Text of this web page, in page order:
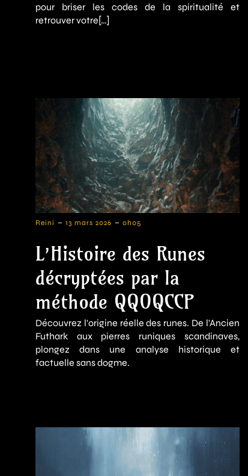
pour briser les codes de la spiritualité et
retrouver votre[…]
Reini - 13 mars 2026 - 0h05
L’Histoire des Runes
décryptées par la
méthode QQOQCCP
Découvrez l'origine réelle des runes. De l'Ancien
Futhark aux pierres runiques scandinaves,
plongez dans une analyse historique et
factuelle sans dogme.